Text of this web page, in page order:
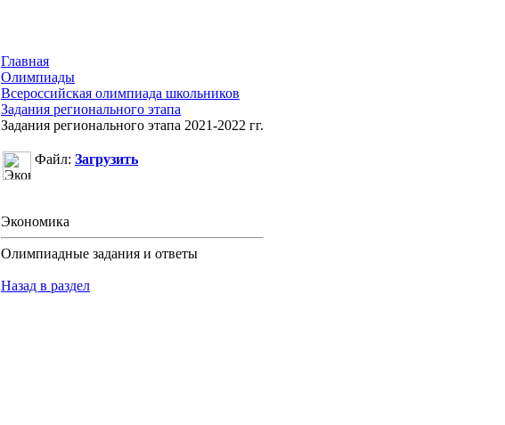
Главная
Олимпиады
Всероссийская олимпиада школьников
Задания регионального этапа
Задания регионального этапа 2021-2022 гг.
Файл: Загрузить
Экономика
Олимпиадные задания и ответы
Назад в раздел